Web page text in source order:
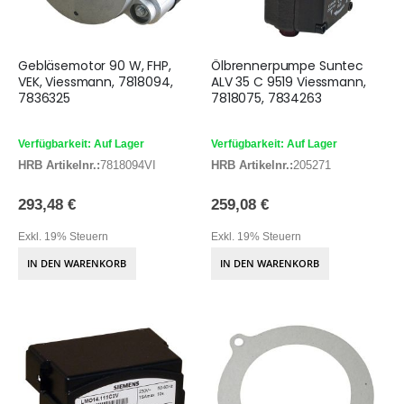
Gebläsemotor 90 W, FHP,
VEK, Viessmann, 7818094,
7836325
Verfügbarkeit: Auf Lager
HRB Artikelnr.:7818094VI
293,48 €
Exkl. 19% Steuern
IN DEN WARENKORB
Ölbrennerpumpe Suntec
ALV 35 C 9519 Viessmann,
7818075, 7834263
Verfügbarkeit: Auf Lager
HRB Artikelnr.:205271
259,08 €
Exkl. 19% Steuern
IN DEN WARENKORB